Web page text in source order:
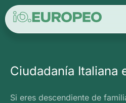
Ciudadanía Italiana
Si eres descendiente de